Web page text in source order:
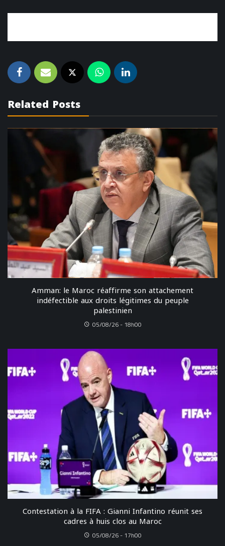
Related Posts
Amman: le Maroc réaffirme son attachement
indéfectible aux droits légitimes du peuple
palestinien
05/08/26 - 18h00
Contestation à la FIFA : Gianni Infantino réunit ses
cadres à huis clos au Maroc
05/08/26 - 17h00